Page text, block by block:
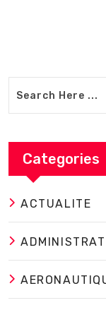
Categories
ACTUALITE